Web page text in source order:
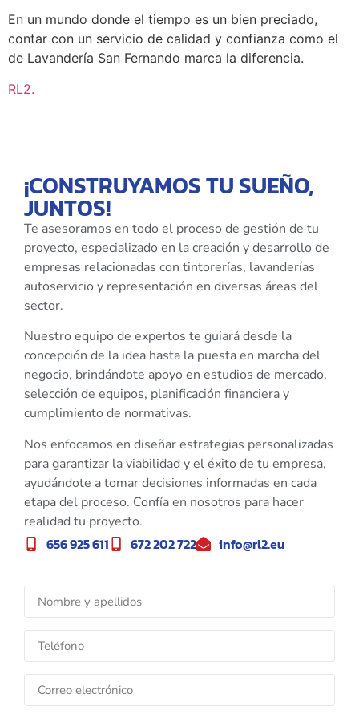
En un mundo donde el tiempo es un bien preciado,
contar con un servicio de calidad y confianza como el
de Lavandería San Fernando marca la diferencia.
RL2.
¡CONSTRUYAMOS TU SUEÑO,
JUNTOS!
Te asesoramos en todo el proceso de gestión de tu
proyecto, especializado en la creación y desarrollo de
empresas relacionadas con tintorerías, lavanderías
autoservicio y representación en diversas áreas del
sector.
Nuestro equipo de expertos te guiará desde la
concepción de la idea hasta la puesta en marcha del
negocio, brindándote apoyo en estudios de mercado,
selección de equipos, planificación financiera y
cumplimiento de normativas.
Nos enfocamos en diseñar estrategias personalizadas
para garantizar la viabilidad y el éxito de tu empresa,
ayudándote a tomar decisiones informadas en cada
etapa del proceso. Confía en nosotros para hacer
realidad tu proyecto.
656 925 611 672 202 722 info@rl2.eu